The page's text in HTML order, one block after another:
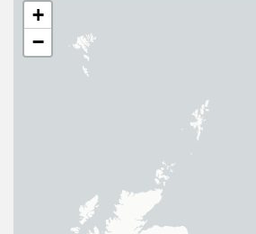
+
−